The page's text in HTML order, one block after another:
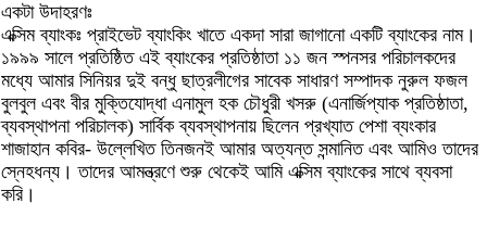
একটা উদাহরণঃ
এক্সিম ব্যাংকঃ প্রাইভেট ব্যাংকিং খাতে একদা সারা জাগানো একটি ব্যাংকের নাম।
১৯৯৯ সালে প্রতিষ্ঠিত এই ব্যাংকের প্রতিষ্ঠাতা ১১ জন স্পনসর পরিচালকদের
মধ্যে আমার সিনিয়র দুই বন্ধু ছাত্রলীগের সাবেক সাধারণ সম্পাদক নুরুল ফজল
বুলবুল এবং বীর মুক্তিযোদ্ধা এনামুল হক চৌধুরী খসরু (এনার্জিপ্যাক প্রতিষ্ঠাতা,
ব্যবস্থাপনা পরিচালক) সার্বিক ব্যবস্থাপনায় ছিলেন প্রখ্যাত পেশা ব্যংকার
শাজাহান কবির- উল্লেখিত তিনজনই আমার অত্যন্ত সন্মানিত এবং আমিও তাদের
স্নেহধন্য। তাদের আমন্ত্রণে শুরু থেকেই আমি এক্সিম ব্যাংকের সাথে ব্যবসা
করি।